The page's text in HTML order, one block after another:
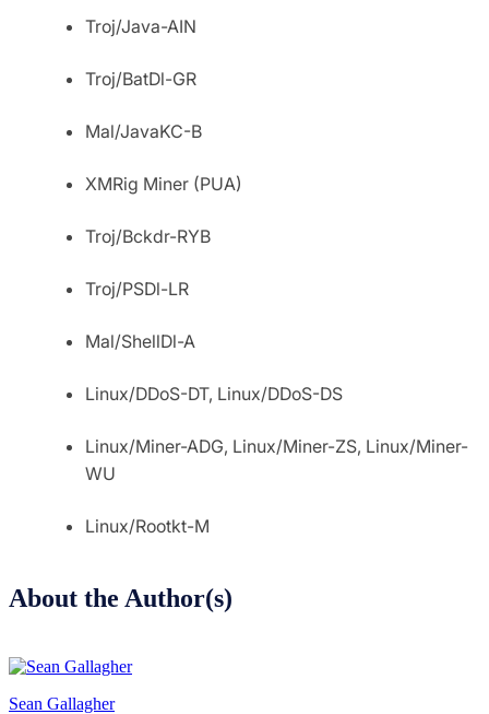
Troj/Java-AIN
Troj/BatDl-GR
Mal/JavaKC-B
XMRig Miner (PUA)
Troj/Bckdr-RYB
Troj/PSDl-LR
Mal/ShellDl-A
Linux/DDoS-DT, Linux/DDoS-DS
Linux/Miner-ADG, Linux/Miner-ZS, Linux/Miner-
WU
Linux/Rootkt-M
About the Author(s)
Sean Gallagher